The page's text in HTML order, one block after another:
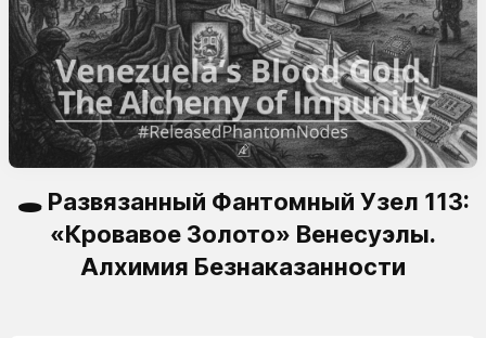
🕳️ Развязанный Фантомный Узел 113:
«Кровавое Золото» Венесуэлы.
Алхимия Безнаказанности